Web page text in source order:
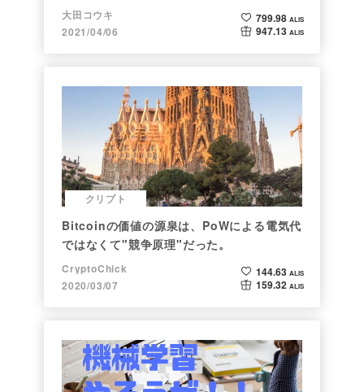
大田コウキ
2021/04/06
799.98 ALIS
947.13 ALIS
クリプト
Bitcoinの価値の源泉は、PoWによる電気代
ではなくて"競争原理"だった。
CryptoChick
2020/03/07
144.63 ALIS
159.32 ALIS